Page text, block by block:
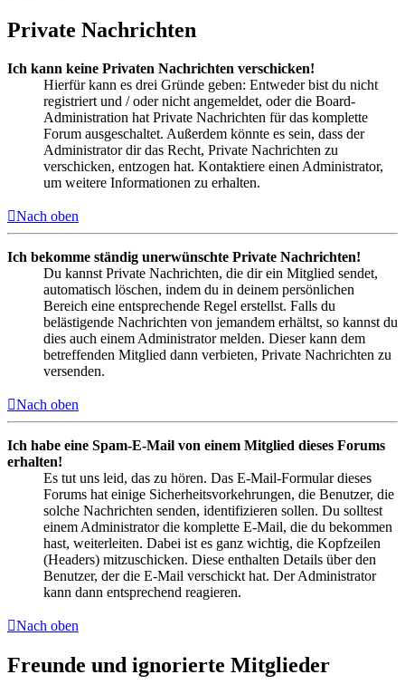
Private Nachrichten
Ich kann keine Privaten Nachrichten verschicken!
Hierfür kann es drei Gründe geben: Entweder bist du nicht
registriert und / oder nicht angemeldet, oder die Board-
Administration hat Private Nachrichten für das komplette
Forum ausgeschaltet. Außerdem könnte es sein, dass der
Administrator dir das Recht, Private Nachrichten zu
verschicken, entzogen hat. Kontaktiere einen Administrator,
um weitere Informationen zu erhalten.
Nach oben
Ich bekomme ständig unerwünschte Private Nachrichten!
Du kannst Private Nachrichten, die dir ein Mitglied sendet,
automatisch löschen, indem du in deinem persönlichen
Bereich eine entsprechende Regel erstellst. Falls du
belästigende Nachrichten von jemandem erhältst, so kannst du
dies auch einem Administrator melden. Dieser kann dem
betreffenden Mitglied dann verbieten, Private Nachrichten zu
versenden.
Nach oben
Ich habe eine Spam-E-Mail von einem Mitglied dieses Forums
erhalten!
Es tut uns leid, das zu hören. Das E-Mail-Formular dieses
Forums hat einige Sicherheitsvorkehrungen, die Benutzer, die
solche Nachrichten senden, identifizieren sollen. Du solltest
einem Administrator die komplette E-Mail, die du bekommen
hast, weiterleiten. Dabei ist es ganz wichtig, die Kopfzeilen
(Headers) mitzuschicken. Diese enthalten Details über den
Benutzer, der die E-Mail verschickt hat. Der Administrator
kann dann entsprechend reagieren.
Nach oben
Freunde und ignorierte Mitglieder